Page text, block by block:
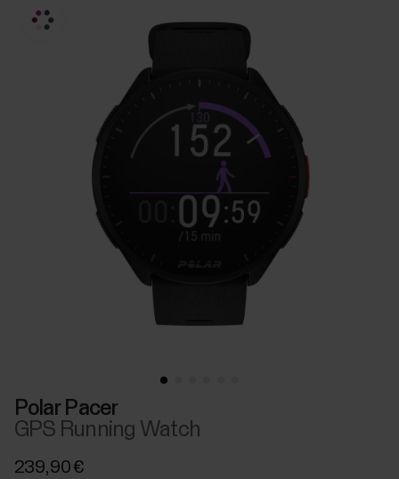
Polar Pacer
GPS Running Watch
239,90 €